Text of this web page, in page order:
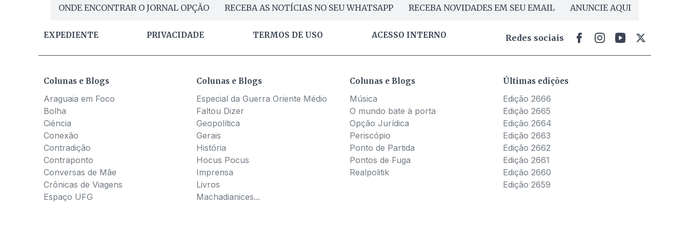
ONDE ENCONTRAR O JORNAL OPÇÃO RECEBA AS NOTÍCIAS NO SEU WHATSAPP RECEBA NOVIDADES EM SEU EMAIL ANUNCIE AQUI
EXPEDIENTE PRIVACIDADE TERMOS DE USO ACESSO INTERNO Redes sociais
Colunas e Blogs
Araguaia em Foco
Bolha
Ciência
Conexão
Contradição
Contraponto
Conversas de Mãe
Crônicas de Viagens
Espaço UFG
Colunas e Blogs
Especial da Guerra Oriente Médio
Faltou Dizer
Geopolítica
Gerais
História
Hocus Pocus
Imprensa
Livros
Machadianices...
Colunas e Blogs
Música
O mundo bate à porta
Opção Jurídica
Periscópio
Ponto de Partida
Pontos de Fuga
Realpolitik
Últimas edições
Edição 2666
Edição 2665
Edição 2664
Edição 2663
Edição 2662
Edição 2661
Edição 2660
Edição 2659